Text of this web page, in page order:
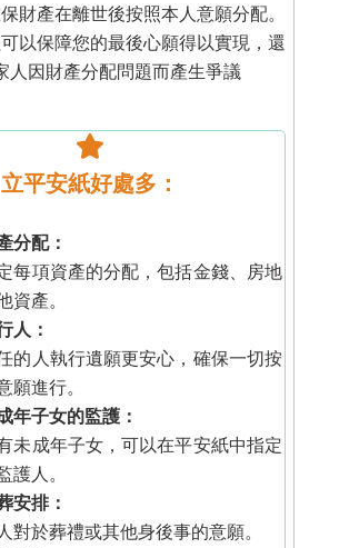
財產在離世後按照本人意願分配。
以保障您的最後心願得以實現，還
人因財產分配問題而產生爭議
立平安紙好處多：
分配：
每項資產的分配，包括金錢、房地
資產。
人：
的人執行遺願更安心，確保一切按
願進行。
年子女的監護：
未成年子女，可以在平安紙中指定
護人。
安排：
對於葬禮或其他身後事的意願。